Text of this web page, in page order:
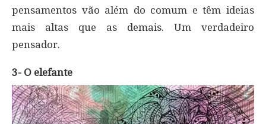
pensamentos vão além do comum e têm ideias
mais altas que as demais. Um verdadeiro
pensador.
3- O elefante